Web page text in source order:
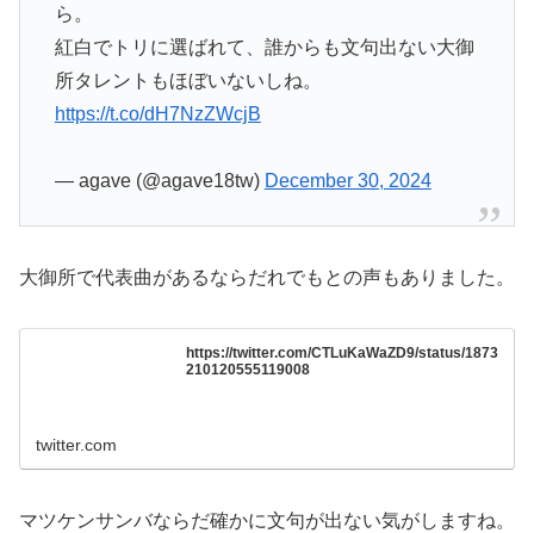
ら。
紅白でトリに選ばれて、誰からも文句出ない大御
所タレントもほぼいないしね。
https://t.co/dH7NzZWcjB
— agave (@agave18tw) December 30, 2024
大御所で代表曲があるならだれでもとの声もありました。
https://twitter.com/CTLuKaWaZD9/status/1873
210120555119008
twitter.com
マツケンサンバならだ確かに文句が出ない気がしますね。